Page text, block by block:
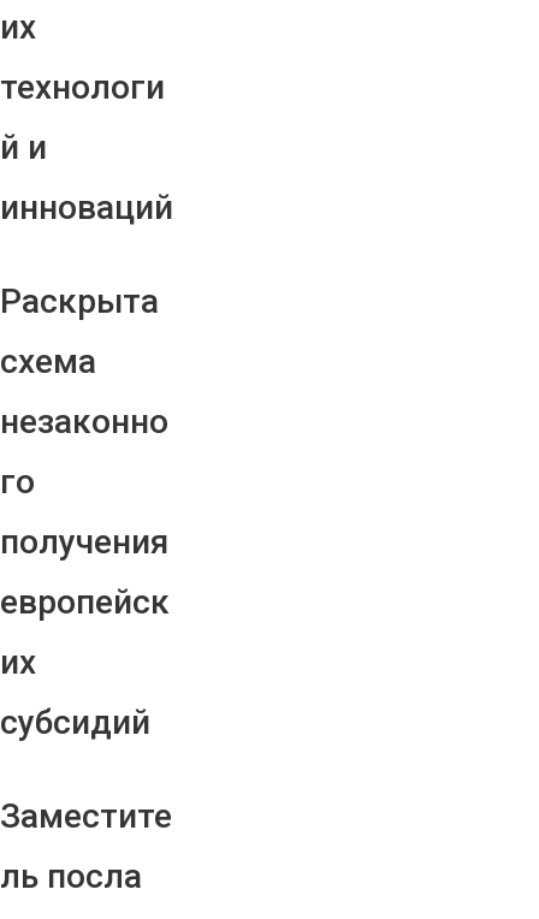
их
технологи
й и
инноваций
Раскрыта
схема
незаконно
го
получения
европейск
их
субсидий
Заместите
ль посла